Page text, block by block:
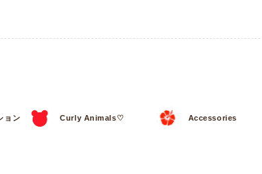
ョン Curly Animals♡ Accessories